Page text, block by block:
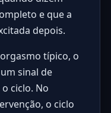
e que a
depois.
típico, o
sinal de
ciclo. No
o ciclo